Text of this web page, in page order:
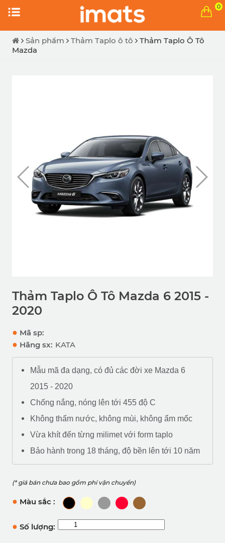
0
Sản phẩm Thảm Taplo ô tô
Thảm Taplo Ô Tô
Mazda
Thảm Taplo Ô Tô Mazda 6 2015 -
2020
● Mã sp:
● Hãng sx: KATA
Mẫu mã đa dạng, có đủ các đời xe Mazda 6
2015 - 2020
Chống nắng, nóng lên tới 455 độ C
Không thấm nước, không mùi, không ẩm mốc
Vừa khít đến từng milimet với form taplo
Bảo hành trong 18 tháng, độ bền lên tới 10 năm
(* giá bán chưa bao gồm phí vận chuyển)
● Màu sắc :
● Số lượng: